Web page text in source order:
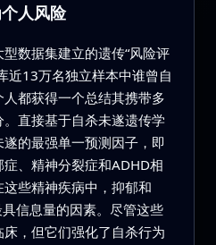
人风险
数据集建立的遗传“风险评
近13万名独立样本中谁曾自
都获得一个总结其携带多
直接基于自杀未遂遗传学
的最强单一预测因子，即
、精神分裂症和ADHD相
些精神疾病中，抑郁和
信息量的因素。尽管这些
，但它们强化了自杀行为